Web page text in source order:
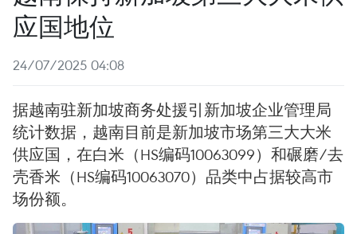
应国地位
24/07/2025 04:08
据越南驻新加坡商务处援引新加坡企业管理局
统计数据，越南目前是新加坡市场第三大大米
供应国，在白米（HS编码10063099）和碾磨/去
壳香米（HS编码10063070）品类中占据较高市
场份额。